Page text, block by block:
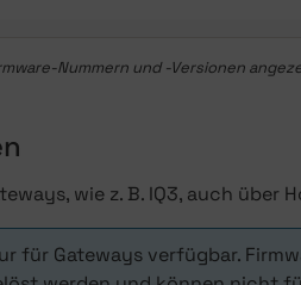
Nummern und -Versionen
wie z. B. IQ3, auch über
für Gateways verfügbar.